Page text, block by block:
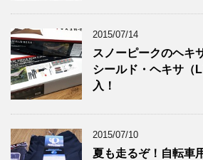
2015/07/14
スノーピークのヘキ
シールド・ヘキサ（
入！
2015/07/10
夏も走るぞ！自転車